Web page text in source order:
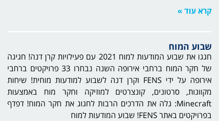
קרא עוד »
שבוע המוח
חגגו את שבוע המודעות למוח 2021 עם פעילויות קרן דנה! חגיגה
של חקר המוח ברחבי אירופה השנה נבחרו 33 פרויקטים ברחבי
אירופה על ידי FENS וקרן דנה לשבוע למודעות מוחית! שיחות
מקוונות, סרטונים, קונצרטים למוזיקה וחקר מוח באמצעות
Minecraft: גלה את הדרכים הרבות לחגוג את חקר המוח! דפדף
בפרויקטים באתר FENS! שבוע המודעות למוח